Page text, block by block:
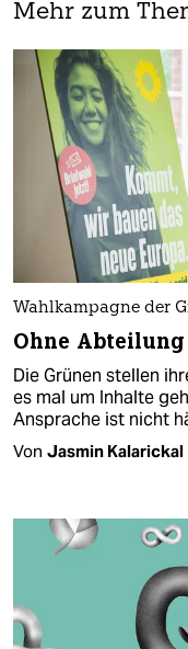
Mehr zum
Wahlkampagne der
Ohne
Die Grünen stellen
es mal um Inhalte
Ansprache ist nicht
Von Jasmin Kalarickal